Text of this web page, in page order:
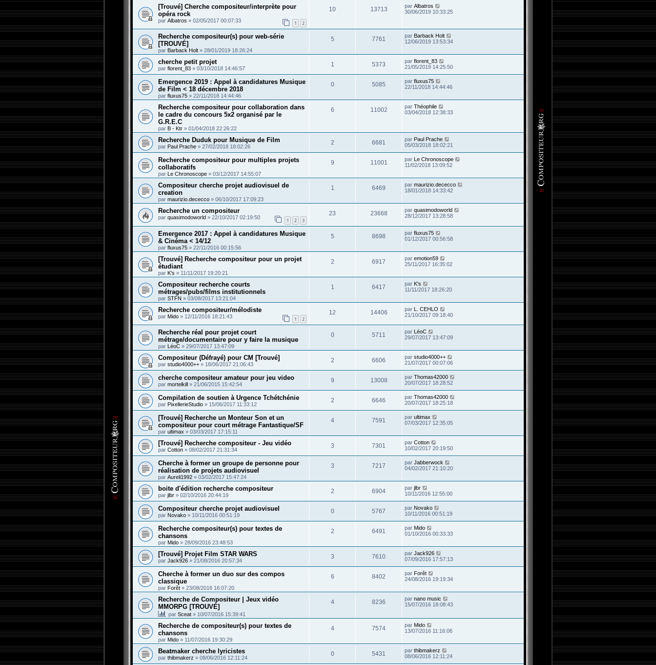
[Trouvé] Cherche compositeur/interprète pour
opéra rock
par Albatros » 02/05/2017 00:07:33 1 2
10 13713 par Albatros
30/06/2019 10:33:25
Recherche compositeur(s) pour web-série
[TROUVÉ]
par Barback Holt » 28/01/2019 18:26:24
5 7761 par Barback Holt
12/06/2019 13:53:34
cherche petit projet
par florent_83 » 03/10/2018 14:46:57
1 5373 par florent_83
21/05/2019 14:25:50
Emergence 2019 : Appel à candidatures Musique
de Film < 18 décembre 2018
par fluxus75 » 22/11/2018 14:44:46
0 5085 par fluxus75
22/11/2018 14:44:46
Recherche compositeur pour collaboration dans
le cadre du concours 5x2 organisé par le
G.R.E.C
par B - Ktr » 01/04/2018 22:26:22
6 11002 par Théophile
03/04/2018 12:38:33
Recherche Duduk pour Musique de Film
par Paul Prache » 27/02/2018 18:02:26
2 6681 par Paul Prache
05/03/2018 18:02:21
Recherche compositeur pour multiples projets
collaboratifs
par Le Chronoscope » 03/12/2017 14:55:07
9 11001 par Le Chronoscope
11/02/2018 13:09:52
Compositeur cherche projet audiovisuel de
creation
par maurizio.dececco » 06/10/2017 17:09:23
1 6469 par maurizio.dececco
18/01/2018 14:33:42
Recherche un compositeur
par quasimodoworld » 22/10/2017 02:19:50 1 2 3
23 23668 par quasimodoworld
28/12/2017 13:28:58
Emergence 2017 : Appel à candidatures Musique
& Cinéma < 14/12
par fluxus75 » 22/11/2016 00:15:56
5 8698 par fluxus75
01/12/2017 00:56:58
[Trouvé] Recherche compositeur pour un projet
étudiant
par K's » 11/11/2017 19:20:21
2 6917 par emotion59
25/11/2017 16:35:02
Compositeur recherche courts
métrages/pubs/films institutionnels
par STFN » 03/08/2017 13:21:04
1 6417 par K's
11/11/2017 18:26:20
Recherche compositeur/mélodiste
par Mido » 12/11/2016 18:21:43 1 2
12 14406 par L. CEHLO
21/10/2017 09:18:40
Recherche réal pour projet court
métrage/documentaire pour y faire la musique
par LéoC » 29/07/2017 13:47:09
0 5711 par LéoC
29/07/2017 13:47:09
Compositeur (Défrayé) pour CM [Trouvé]
par studio4000++ » 18/06/2017 21:06:43
2 6606 par studio4000++
21/07/2017 00:07:06
cherche compositeur amateur pour jeu video
par mortelkill » 21/06/2015 15:42:54
9 13008 par Thomas42000
20/07/2017 18:28:52
Compilation de soutien à Urgence Tchétchénie
par PixellerieStudio » 15/06/2017 11:33:12
2 6646 par Thomas42000
20/07/2017 18:25:18
[Trouvé] Recherche un Monteur Son et un
compositeur pour court métrage Fantastique/SF
par ultimax » 03/03/2017 17:15:11
4 7591 par ultimax
07/03/2017 12:35:05
[Trouvé] Recherche compositeur - Jeu vidéo
par Cotton » 08/02/2017 21:31:34
3 7301 par Cotton
10/02/2017 20:19:50
Cherche à former un groupe de personne pour
réalisation de projets audiovisuel
par Aureli1992 » 03/02/2017 15:47:24
3 7217 par Jabberwock
04/02/2017 21:10:20
boite d'édition recherche compositeur
par jlbr » 02/10/2016 20:44:19
2 6904 par jlbr
10/11/2016 12:55:00
Compositeur cherche projet audiovisuel
par Novako » 10/11/2016 00:51:19
0 5767 par Novako
10/11/2016 00:51:19
Recherche compositeur(s) pour textes de
chansons
par Mido » 28/09/2016 23:48:53
2 6491 par Mido
01/10/2016 00:33:33
[Trouvé] Projet Film STAR WARS
par Jack926 » 21/08/2016 20:57:34
3 7610 par Jack926
07/09/2016 17:57:13
Cherche à former un duo sur des compos
classique
par Forêt » 23/08/2016 16:07:20
6 8402 par Forêt
24/08/2016 19:19:34
Recherche de Compositeur | Jeux vidéo
MMORPG [TROUVÉ]
par Sceat » 10/07/2016 15:39:41
4 8236 par nano music
15/07/2016 18:08:43
Recherche de compositeur(s) pour textes de
chansons
par Mido » 11/07/2016 19:30:29
4 7574 par Mido
13/07/2016 11:16:06
Beatmaker cherche lyricistes
par thibmakerz » 08/06/2016 12:11:24
0 5431 par thibmakerz
08/06/2016 12:11:24